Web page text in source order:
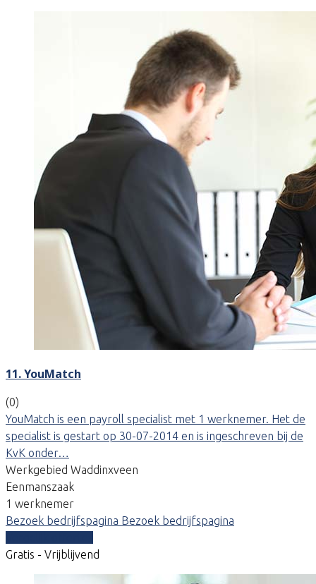
11. YouMatch
(0)
YouMatch is een payroll specialist met 1 werknemer. Het de
specialist is gestart op 30-07-2014 en is ingeschreven bij de
KvK onder…
Werkgebied Waddinxveen
Eenmanszaak
1 werknemer
Bezoek bedrijfspagina Bezoek bedrijfspagina
Gratis - Vrijblijvend